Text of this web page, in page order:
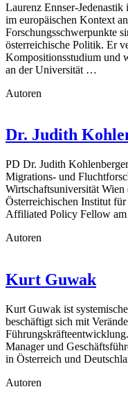
Laurenz Ennser-
im europäischen Kontext
Forschungsschwerpunkte
österreichische Politik. Er
Kompositionsstudium und
an der Universität …
Autoren
Dr. Judith
PD Dr. Judith
Migrations- und
Wirtschaftsuniversität
Österreichischen Institut
Affiliated Policy Fellow
Autoren
Kurt Guwak
Kurt Guwak ist
beschäftigt sich mit
Manager und
in Österreich und
Autoren